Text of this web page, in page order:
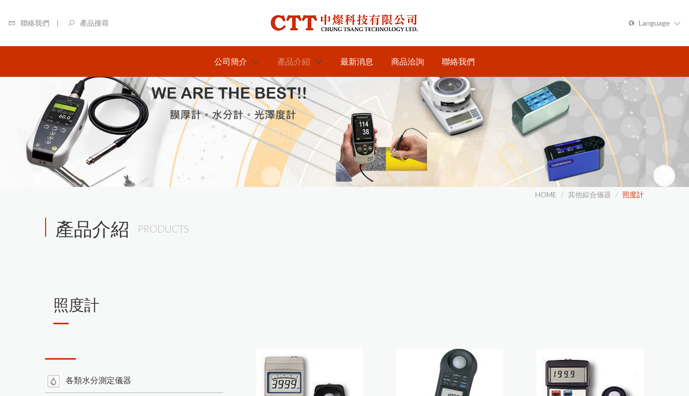
聯絡我們 產品搜尋
Language
公司簡介
關於我們
日本KETT膜厚計台灣區總代理
商-----中燦科技
日本KETT水分計台灣區總代理
商----中燦科技
英國RHOPOINT光澤度計台灣
區總代理----中燦科技
產品介紹
各類水分測定儀器
紅外線水分計
木材水分計
紙水分計
茶葉水分計
近赤外線NIR偵測儀器
近赤外線NIR水分測定儀
近赤外線NIR成分分析儀
膜厚計及電鍍塗裝檢測儀器
日本KETT 手持式膜厚計
美國PosiTector塗裝膜厚計
油漆塗料相關檢測儀器
光澤度計及光學檢測儀器
摩擦係數計
韋伯硬度計 & 巴可硬度計
溫濕度計 / 露點計
水份計
最新消息 商品洽詢 聯絡我們
HOME 其他綜合儀器 照度計
產品介紹 PRODUCTS
照度計
各類水分測定儀器